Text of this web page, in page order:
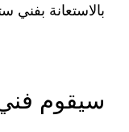
بالاستعانة
سيقوم